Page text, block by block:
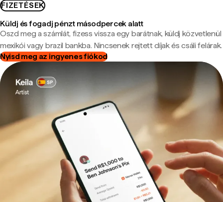
FIZETÉSEK
Küldj és fogadj pénzt másodpercek alatt
Oszd meg a számlát, fizess vissza egy barátnak, küldj közvetlenül
mexikói vagy brazil bankba. Nincsenek rejtett díjak és csáli felárak.
Nyisd meg az ingyenes fiókod